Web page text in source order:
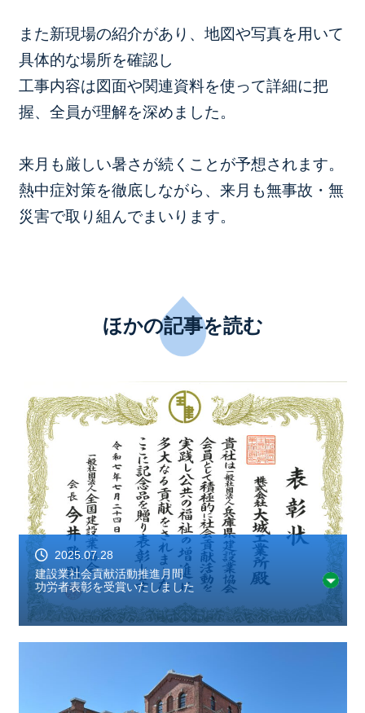
また新現場の紹介があり、地図や写真を用いて
具体的な場所を確認し
工事内容は図面や関連資料を使って詳細に把
握、全員が理解を深めました。
来月も厳しい暑さが続くことが予想されます。
熱中症対策を徹底しながら、来月も無事故・無
災害で取り組んでまいります。
ほかの記事を読む
2025.07.28
建設業社会貢献活動推進月間
功労者表彰を受賞いたしました